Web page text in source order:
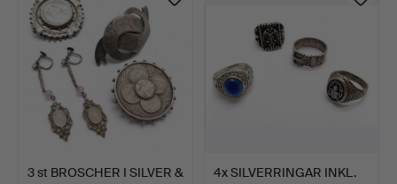
3 st BROSCHER I SILVER &
4x SILVERRINGAR INKL.